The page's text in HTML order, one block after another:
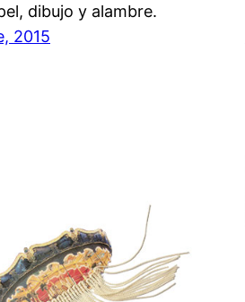
dibujo y alambre.
2015